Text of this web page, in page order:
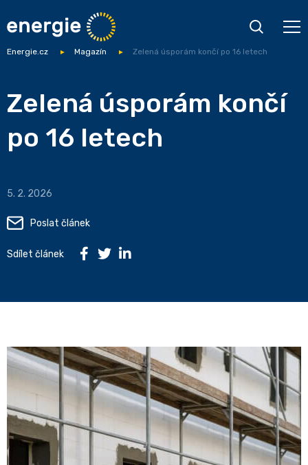
Energie.cz Magazín Zelená úsporám končí po 16 letech
Zelená úsporám končí
po 16 letech
5. 2. 2026
Poslat článek
Sdílet článek